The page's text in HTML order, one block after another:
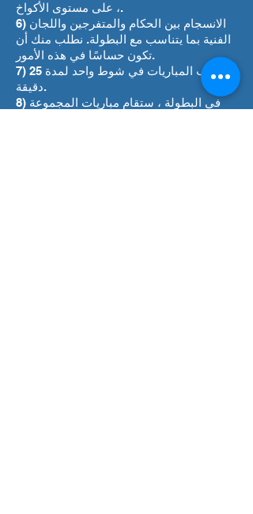
، على مستوى الأكواخ.
6) الانسجام بين الحكام والمتفرجين واللجان
الفنية بما يتناسب مع البطولة. نطلب منك أن
تكون حساسًا في هذه الأمور.
7) ستلعب المباريات في شوط واحد لمدة 25
دقيقة.
8) في البطولة ، ستقام مباريات المجموعة